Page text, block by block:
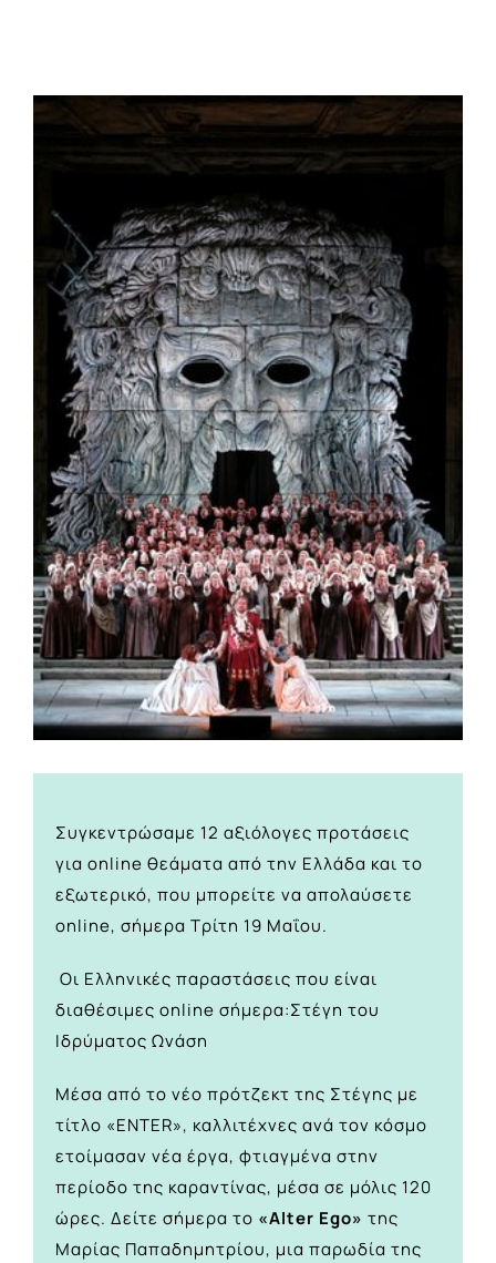
View
Συγκεντρώσαμε 12 αξιόλογες προτάσεις
για online θεάματα από την Ελλάδα και το
εξωτερικό, που μπορείτε να απολαύσετε
online, σήμερα Τρίτη 19 Μαΐου.
Οι Ελληνικές παραστάσεις που είναι
διαθέσιμες online σήμερα:Στέγη του
Ιδρύματος Ωνάση
Μέσα από το νέο πρότζεκτ της Στέγης με
τίτλο «ENTER», καλλιτέχνες ανά τον κόσμο
ετοίμασαν νέα έργα, φτιαγμένα στην
περίοδο της καραντίνας, μέσα σε μόλις 120
ώρες. Δείτε σήμερα το «Alter Ego» της
Μαρίας Παπαδημητρίου, μια παρωδία της